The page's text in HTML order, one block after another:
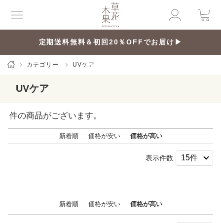
定期送料無料＆初回20％OFFでお届け▶
カテゴリー UVケア
UVケア
件の商品がございます。
新着順 価格が安い 価格が高い
表示件数
新着順 価格が安い 価格が高い